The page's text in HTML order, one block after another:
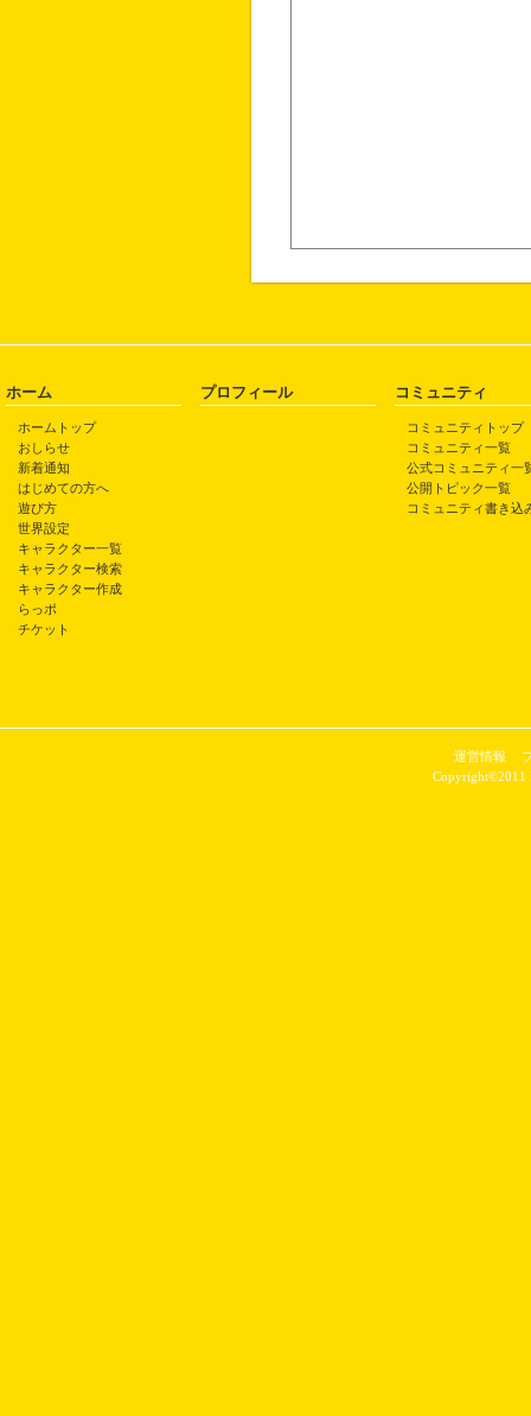
ホーム
ホームトップ
おしらせ
新着通知
はじめての方へ
遊び方
世界設定
キャラクター一覧
キャラクター検索
キャラクター作成
らっポ
チケット
プロフィール コミュニティ
コミュニティトップ
コミュニティ一覧
公式コミュニティ一
公開トピック一覧
コミュニティ書き込
運営情報
Copyright©2011